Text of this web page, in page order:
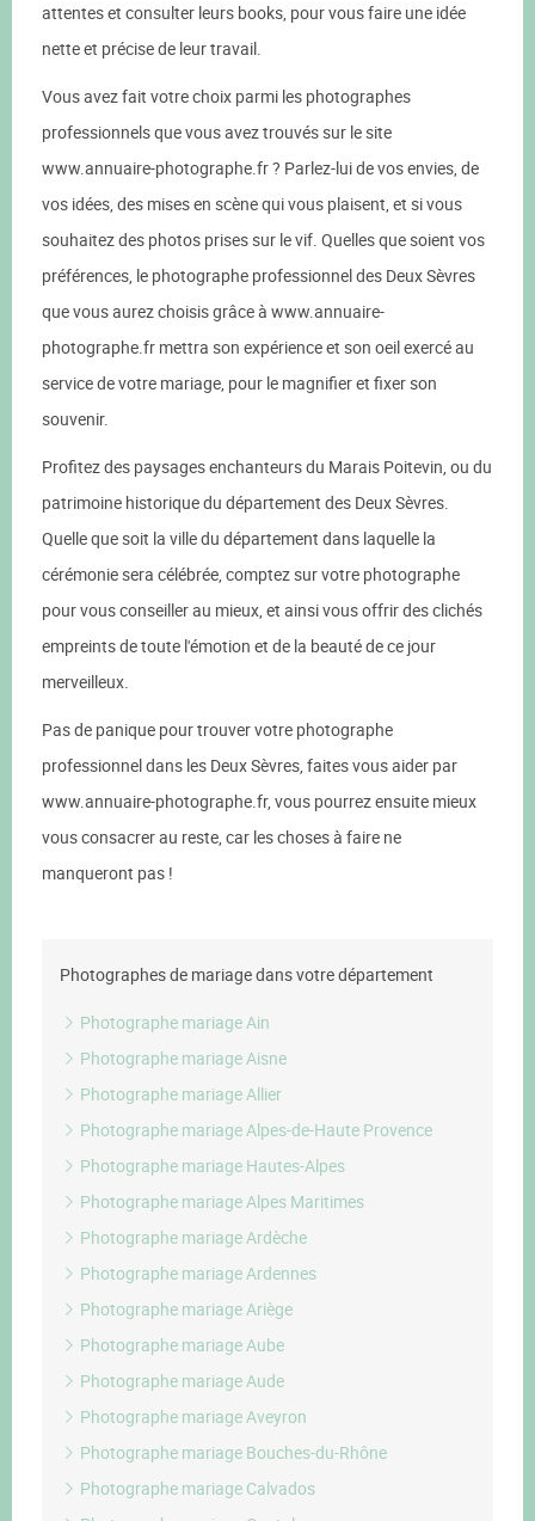
attentes et consulter leurs books, pour vous faire une idée
nette et précise de leur travail.
Vous avez fait votre choix parmi les photographes
professionnels que vous avez trouvés sur le site
www.annuaire-photographe.fr ? Parlez-lui de vos envies, de
vos idées, des mises en scène qui vous plaisent, et si vous
souhaitez des photos prises sur le vif. Quelles que soient vos
préférences, le photographe professionnel des Deux Sèvres
que vous aurez choisis grâce à www.annuaire-
photographe.fr mettra son expérience et son oeil exercé au
service de votre mariage, pour le magnifier et fixer son
souvenir.
Profitez des paysages enchanteurs du Marais Poitevin, ou du
patrimoine historique du département des Deux Sèvres.
Quelle que soit la ville du département dans laquelle la
cérémonie sera célébrée, comptez sur votre photographe
pour vous conseiller au mieux, et ainsi vous offrir des clichés
empreints de toute l'émotion et de la beauté de ce jour
merveilleux.
Pas de panique pour trouver votre photographe
professionnel dans les Deux Sèvres, faites vous aider par
www.annuaire-photographe.fr, vous pourrez ensuite mieux
vous consacrer au reste, car les choses à faire ne
manqueront pas !
Photographes de mariage dans votre département
Photographe mariage Ain
Photographe mariage Aisne
Photographe mariage Allier
Photographe mariage Alpes-de-Haute Provence
Photographe mariage Hautes-Alpes
Photographe mariage Alpes Maritimes
Photographe mariage Ardèche
Photographe mariage Ardennes
Photographe mariage Ariège
Photographe mariage Aube
Photographe mariage Aude
Photographe mariage Aveyron
Photographe mariage Bouches-du-Rhône
Photographe mariage Calvados